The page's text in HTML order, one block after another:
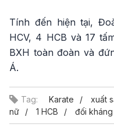
Tính đến hiện tại,
HCV, 4 HCB và 17
BXH toàn đoàn và
Á.
Tag: Karate xuất
nữ
1 HCB đối